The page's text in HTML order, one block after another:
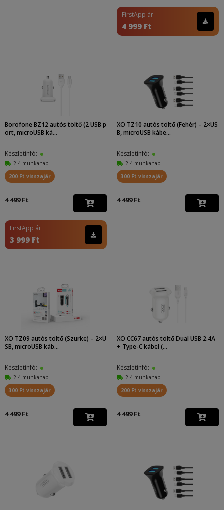
FirstApp ár
4 999 Ft
Borofone BZ12 autós töltő (2 USB p
ort, microUSB ká...
Készletinfó:
2-4 munkanap
200 Ft visszajár
4 499 Ft
FirstApp ár
3 999 Ft
XO TZ10 autós töltő (Fehér) – 2×US
B, microUSB kábe...
Készletinfó:
2-4 munkanap
300 Ft visszajár
4 499 Ft
XO TZ09 autós töltő (Szürke) – 2×U
SB, microUSB káb...
Készletinfó:
2-4 munkanap
300 Ft visszajár
4 499 Ft
XO CC67 autós töltő Dual USB 2.4A
+ Type-C kábel (...
Készletinfó:
2-4 munkanap
200 Ft visszajár
4 499 Ft